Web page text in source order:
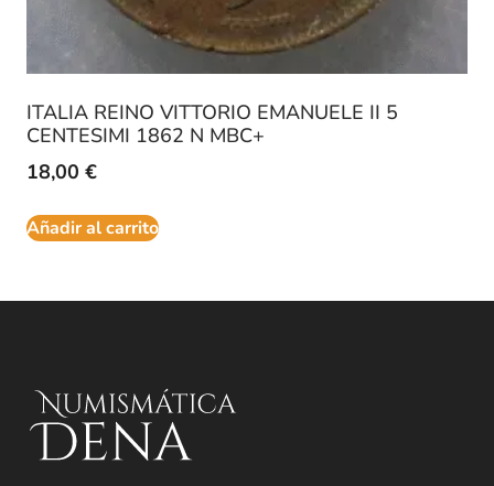
ITALIA REINO VITTORIO EMANUELE II 5
CENTESIMI 1862 N MBC+
18,00 €
Añadir al carrito